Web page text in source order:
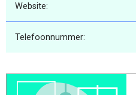
Website:
Telefoonnummer: